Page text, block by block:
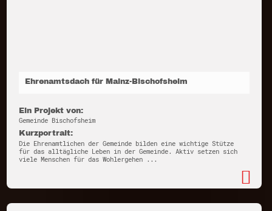
Ehrenamtsdach für Mainz-Bischofsheim
Ein Projekt von:
Gemeinde Bischofsheim
Kurzportrait:
Die Ehrenamtlichen der Gemeinde bilden eine wichtige Stütze
für das alltägliche Leben in der Gemeinde. Aktiv setzen sich
viele Menschen für das Wohlergehen ...